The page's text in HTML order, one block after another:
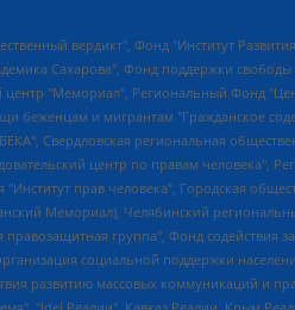
Валерьевна, Заговора Максим Александрович, Межрегиональное общественное движение "Российская ЛГБТ - сеть", Оленичев Максим Владимирович, Павлов Иван Юрьевич, Скворцова Елена Сергеевна, Общество с ограниченной ответственностью "Как бы инагент", Кочетков Игорь Викторович, Общество с ограниченной ответственностью "Честные выборы", Еланчик Олег Александрович, Общество с ограниченной ответственностью "Нобелевский призыв", Гималова Регина Эмилевна, Григорьев Андрей Валерьевич, Григорьева Алина Александровна, Ассоциация по содействию защите прав призывников, альтернативнослужащих и военнослужащих "Правозащитная группа "Гражданин.Армия.Право", Хисамова Регина Фаритовна, Автономная некоммерческая организация по реализации социально-правовых программ "Лилит", Дальневосточное общественное движение "Маяк", Санкт-Петербургская ЛГБТ-инициативная группа "Выход", Инициативная группа ЛГБТ+ "Реверс", Алексеев Андрей Викторович, Бекбулатова Таисия Львовна, Беляев Иван Михайлович, Владыкина Елена Сергеевна, Гельман Марат Александрович, Никульшина Вероника Юрьевна, Толоконникова Надежда Андреевна, Шендерович Виктор Анатольевич, Общество с ограниченной ответственностью "Данное сообщение", Общество с ограниченной ответственностью Издательский дом "Новая глава", Айнбиндер Александра Александровна, Московский комьюнити-центр для ЛГБТ+инициатив, Благотворительный фонд развития филантропии, Deutsche Welle (Германия, Kurt-Schumacher-Strasse 3, 53113 Bonn), Борзунова Мария Михайловна, Воробьев Виктор Викторович, Голубева Анна Львовна, Константинова Алла Михайловна, Малкова Ирина Владимировна, Мурадов Мурад Абдулгалимович, Осетинская Елизавета Николаевна, Понасенков Евгений Николаевич, Ганапольский Матвей Юрьевич, Киселев Евгений Алексеевич, Борухович Ирина Григорьевна, Дремин Иван Тимофеевич,